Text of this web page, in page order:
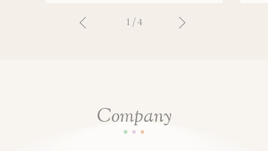
1 /4
Company